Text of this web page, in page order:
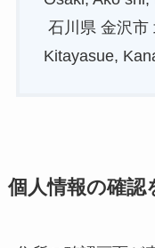
石川県 金沢
Kitayasue,
個人情報の確認